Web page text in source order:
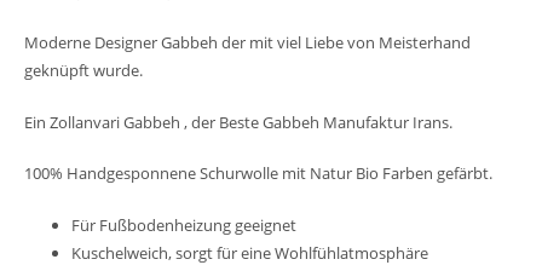
war:
Moderne Designer Gabbeh der mit viel Liebe von Meisterhand
geknüpft wurde.
Ein Zollanvari Gabbeh , der Beste Gabbeh Manufaktur Irans.
100% Handgesponnene Schurwolle mit Natur Bio Farben gefärbt.
Für Fußbodenheizung geeignet
Kuschelweich, sorgt für eine Wohlfühlatmosphäre